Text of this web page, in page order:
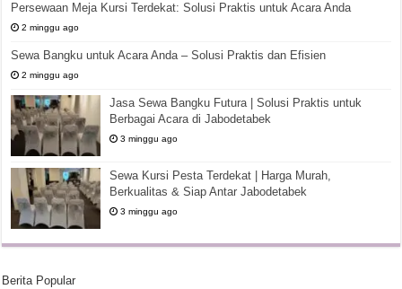
Persewaan Meja Kursi Terdekat: Solusi Praktis untuk Acara Anda
2 minggu ago
Sewa Bangku untuk Acara Anda – Solusi Praktis dan Efisien
2 minggu ago
Jasa Sewa Bangku Futura | Solusi Praktis untuk
Berbagai Acara di Jabodetabek
3 minggu ago
Sewa Kursi Pesta Terdekat | Harga Murah,
Berkualitas & Siap Antar Jabodetabek
3 minggu ago
Berita Popular